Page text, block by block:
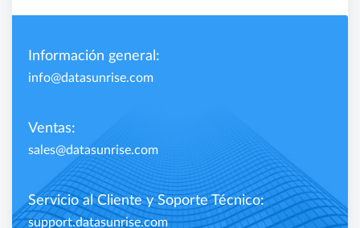
Información general:
info@datasunrise.com
Ventas:
sales@datasunrise.com
Servicio al Cliente y Soporte Técnico:
support.datasunrise.com